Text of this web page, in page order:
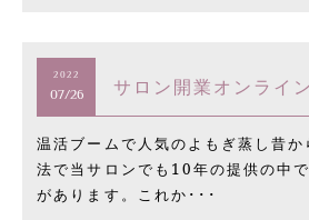
2022
07/26 サロン開業オンライ
温活ブームで人気のよもぎ蒸し昔か
法で当サロンでも10年の提供の中
があります。これか･･･